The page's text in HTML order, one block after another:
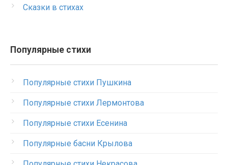
Сказки в стихах
Популярные стихи
Популярные стихи Пушкина
Популярные стихи Лермонтова
Популярные стихи Есенина
Популярные басни Крылова